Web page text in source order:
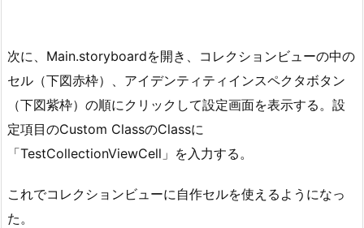
次に、Main.storyboardを開き、コレクションビューの中の
セル（下図赤枠）、アイデンティティインスペクタボタン
（下図紫枠）の順にクリックして設定画面を表示する。設
定項目のCustom ClassのClassに
「TestCollectionViewCell」を入力する。
これでコレクションビューに自作セルを使えるようになっ
た。